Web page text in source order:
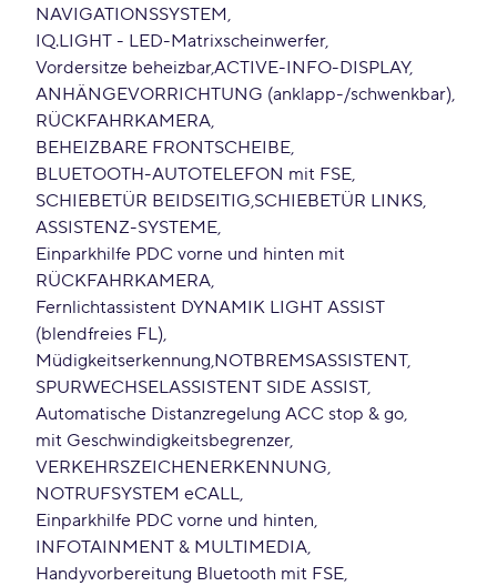
NAVIGATIONSSYSTEM
IQ.LIGHT - LED-Matrixscheinwerfer
Vordersitze beheizbarACTIVE-INFO-DISPLAY
ANHÄNGEVORRICHTUNG (anklapp-/schwenkbar)
RÜCKFAHRKAMERA
BEHEIZBARE FRONTSCHEIBE
BLUETOOTH-AUTOTELEFON mit FSE
SCHIEBETÜR BEIDSEITIG SCHIEBETÜR LINKS
ASSISTENZ-SYSTEME
Einparkhilfe PDC vorne und hinten mit
RÜCKFAHRKAMERA
Fernlichtassistent DYNAMIK LIGHT ASSIST
(blendfreies FL)
Müdigkeitserkennung NOTBREMSASSISTENT
SPURWECHSELASSISTENT SIDE ASSIST
Automatische Distanzregelung ACC stop & go
mit Geschwindigkeitsbegrenzer
VERKEHRSZEICHENERKENNUNG
NOTRUFSYSTEM eCALL
Einparkhilfe PDC vorne und hinten
INFOTAINMENT & MULTIMEDIA
Handyvorbereitung Bluetooth mit FSE